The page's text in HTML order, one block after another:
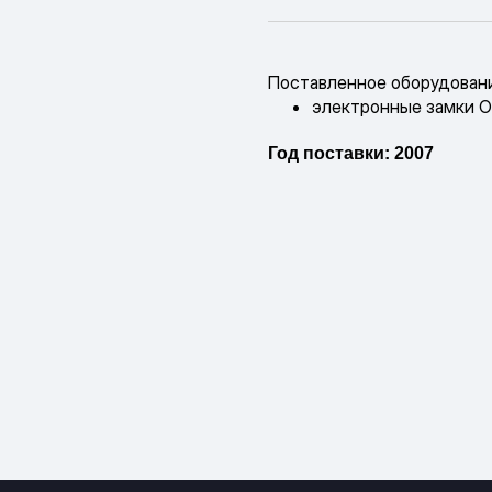
Поставленное
электронные замки
Год поставки: 2007